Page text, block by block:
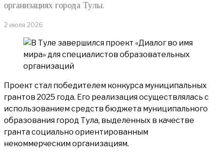
организациях города Тулы.
2 июля 2026
Проект стал победителем конкурса муниципальных
грантов 2025 года. Его реализация осуществлялась с
использованием средств бюджета муниципального
образования город Тула, выделенных в качестве
гранта социально ориентированным
некоммерческим организациям.